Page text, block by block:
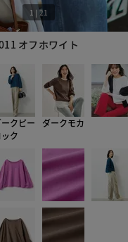
オフホワイト
1 |21
クピー
ック
ダークモカ